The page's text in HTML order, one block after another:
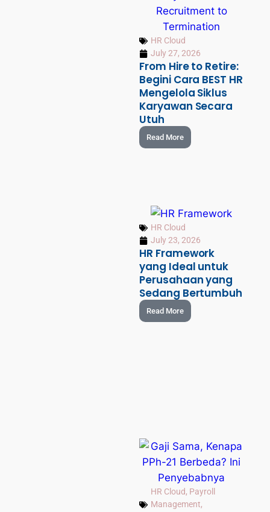
HR Cloud
July 27, 2026
From Hire to Retire:
Begini Cara BEST HR
Mengelola Siklus
Karyawan Secara
Utuh
Read More
HR Cloud
July 23, 2026
HR Framework
yang Ideal untuk
Perusahaan yang
Sedang Bertumbuh
Read More
HR Cloud, Payroll
Management,